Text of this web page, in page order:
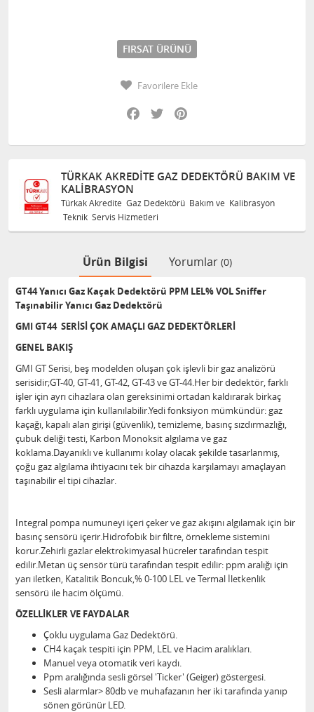
FIRSAT ÜRÜNÜ
Favorilere Ekle
Facebook
Twitter
TÜRKAK AKREDITE GAZ DEDEKTÖRÜ BAKIM VE
KALIBRASYON
Türkak Akredite Gaz Dedektörü Bakım ve Kalibrasyon
Teknik Servis Hizmetleri
Ürün Bilgisi Yorumlar (0)
GT44 Yanıcı Gaz Kaçak Dedektörü PPM LEL% VOL Sniffer
Taşınabilir Yanıcı Gaz Dedektörü
GMI GT44 SERİSİ ÇOK AMAÇLI GAZ DEDEKTÖRLERİ
GENEL BAKIŞ
GMI GT Serisi, beş modelden oluşan çok işlevli bir gaz analizörü
serisidir;GT-40, GT-41, GT-42, GT-43 ve GT-44.Her bir dedektör, farklı
işler için ayrı cihazlara olan gereksinimi ortadan kaldırarak birkaç
farklı uygulama için kullanılabilir.Yedi fonksiyon mümkündür: gaz
kaçağı, kapalı alan girişi (güvenlik), temizleme, basınç sızdırmazlığı,
çubuk deliği testi, Karbon Monoksit algılama ve gaz
koklama.Dayanıklı ve kullanımı kolay olacak şekilde tasarlanmış,
çoğu gaz algılama ihtiyacını tek bir cihazda karşılamayı amaçlayan
taşınabilir el tipi cihazlar.
Integral pompa numuneyi içeri çeker ve gaz akışını algılamak için bir
basınç sensörü içerir.Hidrofobik bir filtre, örnekleme sistemini
korur.Zehirli gazlar elektrokimyasal hücreler tarafından tespit
edilir.Metan üç sensör türü tarafından tespit edilir: ppm aralığı için
yarı iletken, Katalitik Boncuk,% 0-100 LEL ve Termal İletkenlik
sensörü ile hacim ölçümü.
ÖZELLİKLER VE FAYDALAR
Çoklu uygulama Gaz Dedektörü.
CH4 kaçak tespiti için PPM, LEL ve Hacim aralıkları.
Manuel veya otomatik veri kaydı.
Ppm aralığında sesli görsel 'Ticker' (Geiger) göstergesi.
Sesli alarmlar> 80db ve muhafazanın her iki tarafında yanıp
sönen görünür LED.